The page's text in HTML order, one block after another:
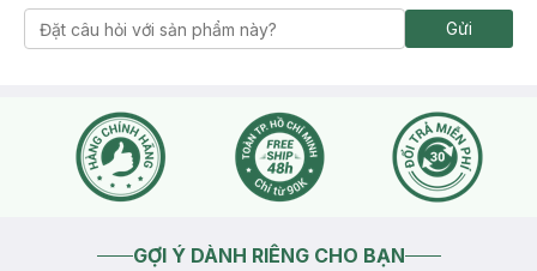
Gửi
GỢI Ý DÀNH RIÊNG CHO BẠN